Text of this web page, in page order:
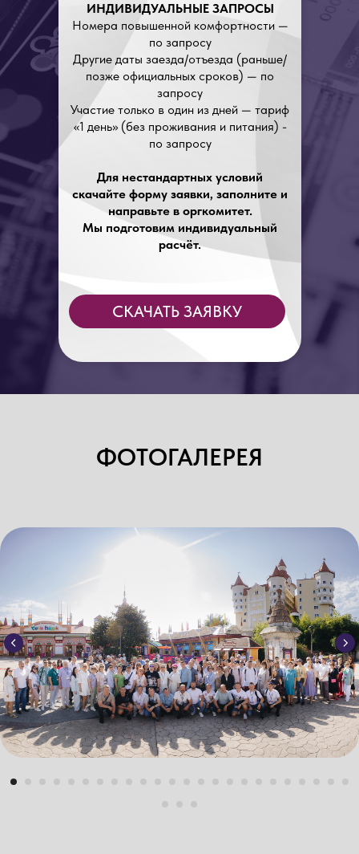
ИНДИВИДУАЛЬНЫЕ ЗАПРОСЫ
Номера повышенной комфортности —
по запросу
Другие даты заезда/отъезда (раньше/
позже официальных сроков) — по
запросу
Участие только в один из дней — тариф
«1 день» (без проживания и питания) -
по запросу
Для нестандартных условий
скачайте форму заявки, заполните и
направьте в оргкомитет.
Мы подготовим индивидуальный
расчёт.
СКАЧАТЬ ЗАЯВКУ
ФОТОГАЛЕРЕЯ